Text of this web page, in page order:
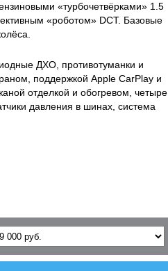
«турбочетвёрками» 1.5
«роботом» DCT. Базовые
ДХО, противотуманки и
поддержкой Apple CarPlay и
отделкой и обогревом, четыре
давления в шинах, система